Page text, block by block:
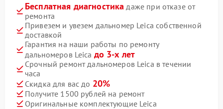
Бесплатная диагностика даже при отказе от
ремонта
Привезем и увезем дальномер Leica собственной
доставкой
Гарантия на наши работы по ремонту
дальномеров Leica до 3-х лет
Срочный ремонт дальномеров Leica в течении
часа
Скидка для вас до 20%
Получите 1500 рублей на ремонт
Оригинальные комплектующие Leica